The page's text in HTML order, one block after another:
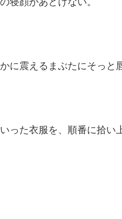
に震えるまぶたにそっと
った衣服を、順番に拾い